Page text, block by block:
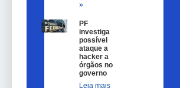
»
PF
investiga
possível
ataque a
hacker a
órgãos no
governo
Leia mais